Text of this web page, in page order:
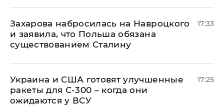
​Захарова набросилась на Навроцкого
и заявила, что Польша обязана
существованием Сталину
17:33
Украина и США готовят улучшенные
ракеты для С-300 – когда они
ожидаются у ВСУ
17:25